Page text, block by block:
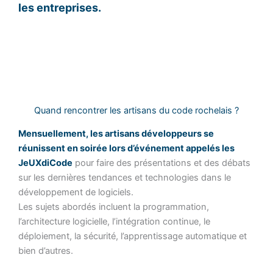
les entreprises.
Quand rencontrer les artisans du code rochelais ?
Mensuellement, les artisans développeurs se
réunissent en soirée lors d’événement appelés les
JeUXdiCode pour faire des présentations et des débats
sur les dernières tendances et technologies dans le
développement de logiciels.
Les sujets abordés incluent la programmation,
l’architecture logicielle, l’intégration continue, le
déploiement, la sécurité, l’apprentissage automatique et
bien d’autres.